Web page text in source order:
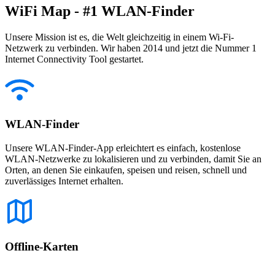
WiFi Map - #1 WLAN-Finder
Unsere Mission ist es, die Welt gleichzeitig in einem Wi-Fi-
Netzwerk zu verbinden. Wir haben 2014 und jetzt die Nummer 1
Internet Connectivity Tool gestartet.
WLAN-Finder
Unsere WLAN-Finder-App erleichtert es einfach, kostenlose
WLAN-Netzwerke zu lokalisieren und zu verbinden, damit Sie an
Orten, an denen Sie einkaufen, speisen und reisen, schnell und
zuverlässiges Internet erhalten.
Offline-Karten